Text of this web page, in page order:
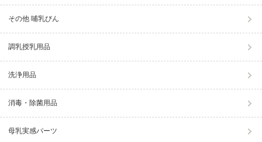
その他 哺乳びん
調乳授乳用品
洗浄用品
消毒・除菌用品
母乳実感パーツ